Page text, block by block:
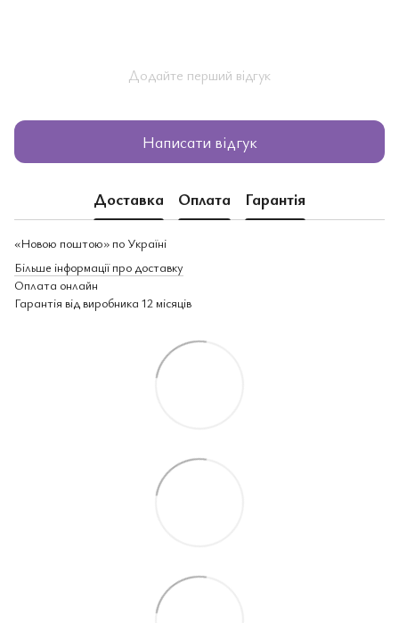
Додайте перший відгук
Написати відгук
Доставка Оплата Гарантія
«Новою поштою» по Україні
Більше інформації про доставку
Оплата онлайн
Гарантія від виробника 12 місяців